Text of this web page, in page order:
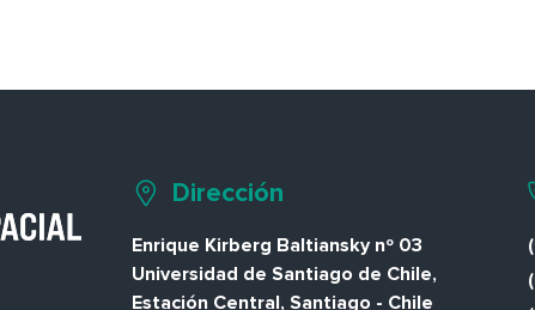
Dirección
Enrique Kirberg Baltiansky nº 03
Universidad de Santiago de Chile,
Estación Central, Santiago - Chile